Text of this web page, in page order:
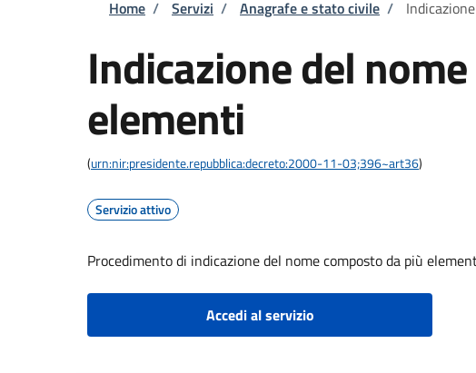
Home / Servizi / Anagrafe e stato civile /
Indicazione del
elementi
(urn:nir:presidente.repubblica:decreto:2000-11-03;396~art36)
Servizio attivo
Procedimento di indicazione del nome composto da più
Accedi al servizio